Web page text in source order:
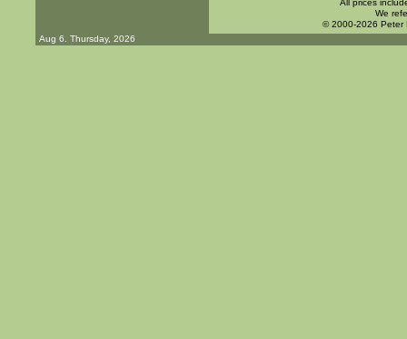
All prices
We
© 2000-2026 Peter
Aug 6. Thursday, 2026